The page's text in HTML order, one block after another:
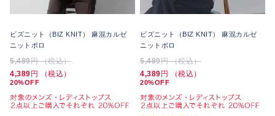
ビズニット（BIZ KNIT） 麻混カルゼ
ニットポロ
5,489円 （税込）
4,389円 （税込）
20%OFF
ビズニット（BIZ KNIT） 麻混カルゼ
ニットポロ
5,489円 （税込）
4,389円 （税込）
20%OFF